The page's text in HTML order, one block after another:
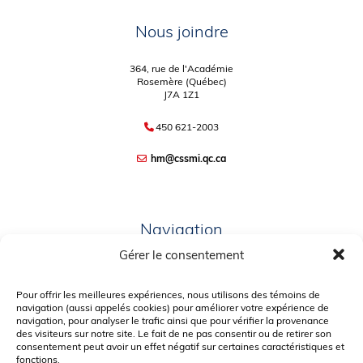
Gérer le consentement
Pour offrir les meilleures expériences, nous utilisons des témoins de
navigation (aussi appelés cookies) pour améliorer votre expérience de
navigation, pour analyser le trafic ainsi que pour vérifier la provenance
des visiteurs sur notre site. Le fait de ne pas consentir ou de retirer son
consentement peut avoir un effet négatif sur certaines caractéristiques et
fonctions.
Nous joindre
364, rue de l'Académie
Rosemère (Québec)
J7A 1Z1
450 621-2003
hm@cssmi.qc.ca
Navigation
PORTAIL PARENTS
PLAINTE – SERVICE À L’ÉLÈVE
POLITIQUE DE CONFIDENTIALITÉ